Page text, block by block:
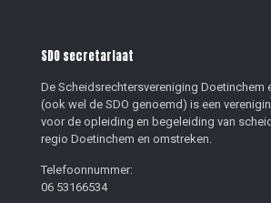
SDO secretariaat
De Scheidsrechtersvereniging Doetinchem
(ook wel de SDO genoemd) is een
voor de opleiding en begeleiding van
regio Doetinchem en omstreken.
Telefoonnummer:
06 53166534